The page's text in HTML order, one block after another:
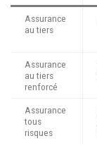
Assurance
au tiers
Assurance
au tiers
renforcé
Assurance
tous
risques